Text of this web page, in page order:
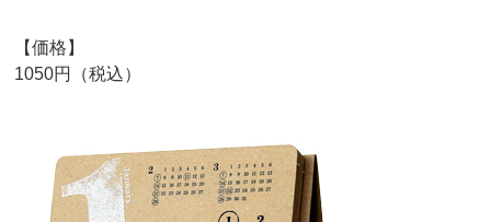
【価格】
1050円（税込）